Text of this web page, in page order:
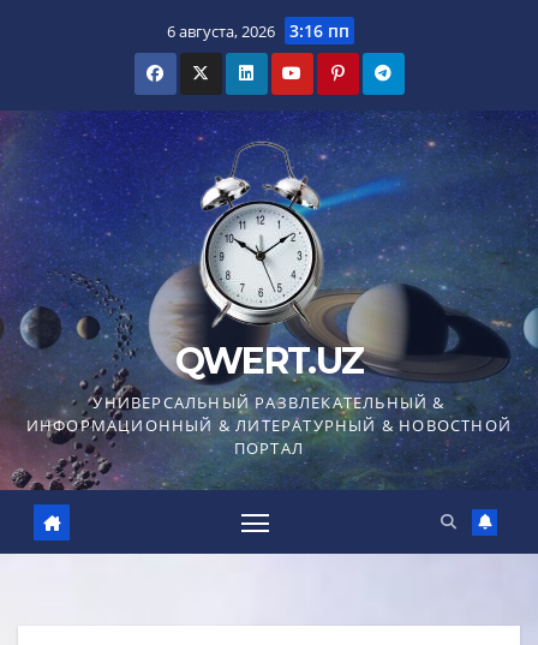
6 августа, 2026 3:16 пп
QWERT.UZ
УНИВЕРСАЛЬНЫЙ РАЗВЛЕКАТЕЛЬНЫЙ &
ИНФОРМАЦИОННЫЙ & ЛИТЕРАТУРНЫЙ & НОВОСТНОЙ
ПОРТАЛ